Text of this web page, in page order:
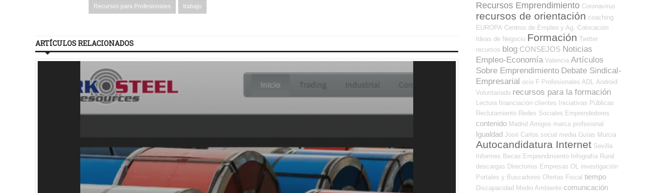
Recursos para Profesionales trabajo
ARTÍCULOS RELACIONADOS
Recursos Emprendimiento Coronavirus
recursos de orientación coaching
EUROPA Centros de Empleo y Ag. Colocación
Ideas de Negocio Formación Twitter
recursos blog CONSEJOS Noticias
Empleo-Economía Valencia Artículos
Sobre Emprendimiento Debate Sindical-
Empresarial ocio F Profesionales ADL
Android
Voluntariado recursos para la formación
Lectura financiación clientes
Iniciativas Públicas
Reclutamiento Redes Sociales Emprendedores
contenido Madrid Amigos marca profesional
Igualdad José Carlos social media Guías Murcia
Autocandidatura Internet Sevilla
Informes Becas Emprendimiento Infografía Rural
descargas Directorios Empresas OL
investigación
Portales y Buscadores Ofertas Fiscal tiempo
Discapacidad Medio Ambiente comunicación